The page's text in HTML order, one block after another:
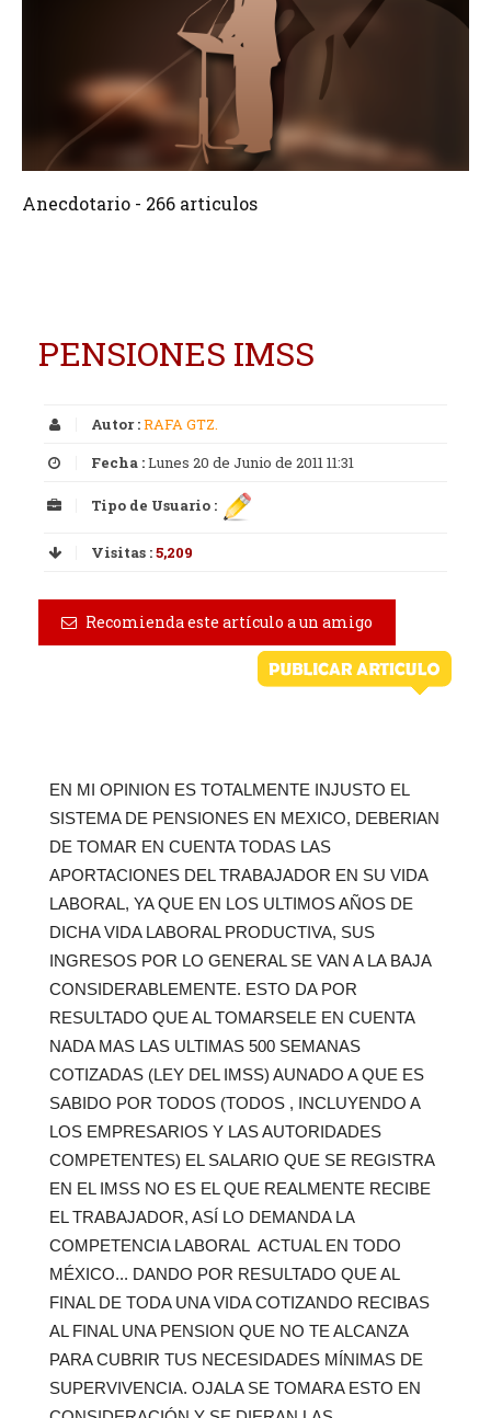
Crear 266 Articulos
Anecdotario - 266 articulos
PENSIONES IMSS
Autor :RAFA GTZ.
Fecha :Lunes 20 de Junio de 2011 11:31
Tipo de Usuario :
Visitas :5,209
Recomienda este artículo a un amigo
EN MI OPINION ES TOTALMENTE INJUSTO EL
SISTEMA DE PENSIONES EN MEXICO, DEBERIAN
DE TOMAR EN CUENTA TODAS LAS
APORTACIONES DEL TRABAJADOR EN SU VIDA
LABORAL, YA QUE EN LOS ULTIMOS AÑOS DE
DICHA VIDA LABORAL PRODUCTIVA, SUS
INGRESOS POR LO GENERAL SE VAN A LA BAJA
CONSIDERABLEMENTE. ESTO DA POR
RESULTADO QUE AL TOMARSELE EN CUENTA
NADA MAS LAS ULTIMAS 500 SEMANAS
COTIZADAS (LEY DEL IMSS) AUNADO A QUE ES
SABIDO POR TODOS (TODOS , INCLUYENDO A
LOS EMPRESARIOS Y LAS AUTORIDADES
COMPETENTES) EL SALARIO QUE SE REGISTRA
EN EL IMSS NO ES EL QUE REALMENTE RECIBE
EL TRABAJADOR, ASÍ LO DEMANDA LA
COMPETENCIA LABORAL ACTUAL EN TODO
MÉXICO... DANDO POR RESULTADO QUE AL
FINAL DE TODA UNA VIDA COTIZANDO RECIBAS
AL FINAL UNA PENSION QUE NO TE ALCANZA
PARA CUBRIR TUS NECESIDADES MÍNIMAS DE
SUPERVIVENCIA. OJALA SE TOMARA ESTO EN